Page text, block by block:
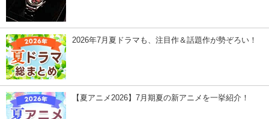
2026年7月夏ドラマも、注目作＆話題作が勢ぞろい！
【夏アニメ2026】7月期夏の新アニメを一挙紹介！